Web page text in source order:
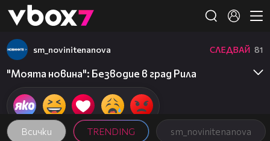
👾
Всички TRENDING sm_novinitenanova
sm_novinitenanova СЛЕДВАЙ 81
"Моята новина": Безводие в град Рила
01:15